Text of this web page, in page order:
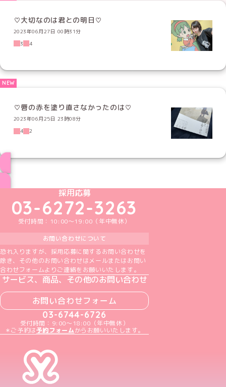
♡大切なのは君との明日♡
2023年06月27日 00時31分
3
4
♡唇の赤を塗り直さなかったのは♡
2023年06月25日 23時08分
4
2
めいどりーみんTikTok公式アカウント
めいどりーみんX公式アカウント
めいどりーみんInstagram公式アカウント
めいどりーみんFacebook公式アカウン
めいどりーみんYouTube公式アカ
採用応募
03-6272-3263
受付時間：10:00～19:00（年中無休）
お問い合わせについて
恐れ入りますが、採用応募に関するお問い合わせを
除き、その他のお問い合わせはメールまたはお問い
合わせフォームよりご連絡をお願いいたします。
サービス、商品、その他のお問い合わせ
お問い合わせフォーム
03-6744-6726
受付時間：9:00～18:00（年中無休）
＊ご予約は予約フォームからお願いいたします。